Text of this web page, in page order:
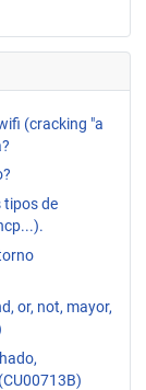
(cracking "a
tipos de
or, not, mayor,